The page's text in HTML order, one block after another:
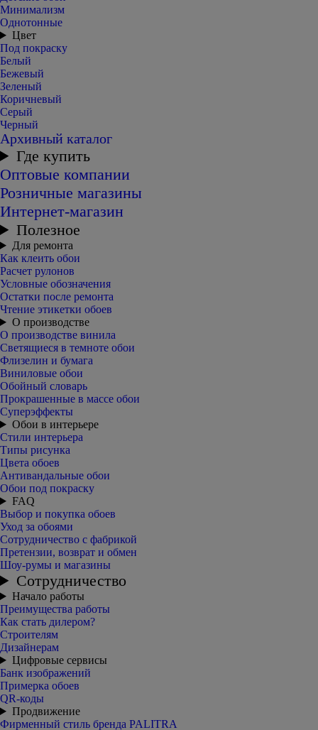
Минимализм
Однотонные
Цвет
Под покраску
Белый
Бежевый
Зеленый
Коричневый
Серый
Черный
Архивный каталог
Где купить
Оптовые компании
Розничные магазины
Интернет-магазин
Полезное
Для ремонта
Как клеить обои
Расчет рулонов
Условные обозначения
Остатки после ремонта
Чтение этикетки обоев
О производстве
О производстве винила
Светящиеся в темноте обои
Флизелин и бумага
Виниловые обои
Обойный словарь
Прокрашенные в массе обои
Суперэффекты
Обои в интерьере
Стили интерьера
Типы рисунка
Цвета обоев
Антивандальные обои
Обои под покраску
FAQ
Выбор и покупка обоев
Уход за обоями
Сотрудничество с фабрикой
Претензии, возврат и обмен
Шоу-румы и магазины
Сотрудничество
Начало работы
Преимущества работы
Как стать дилером?
Строителям
Дизайнерам
Цифровые сервисы
Банк изображений
Примерка обоев
QR-коды
Продвижение
Фирменный стиль бренда PALITRA